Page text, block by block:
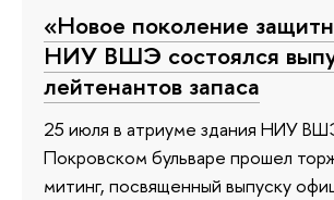
«Новое поколение
НИУ ВШЭ состоялся
лейтенантов запаса
25 июля в атриуме здания НИУ
Покровском бульваре прошел
митинг, посвященный выпуску